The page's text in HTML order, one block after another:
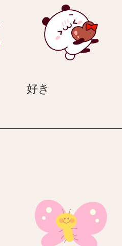
ン
シ
ま
る
イ
ト
デ
ー
好き